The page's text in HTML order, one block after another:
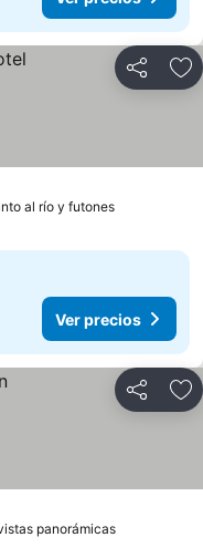
Compartir
al río y futonesVer
Ver precios
Compartir
panorámicasVer